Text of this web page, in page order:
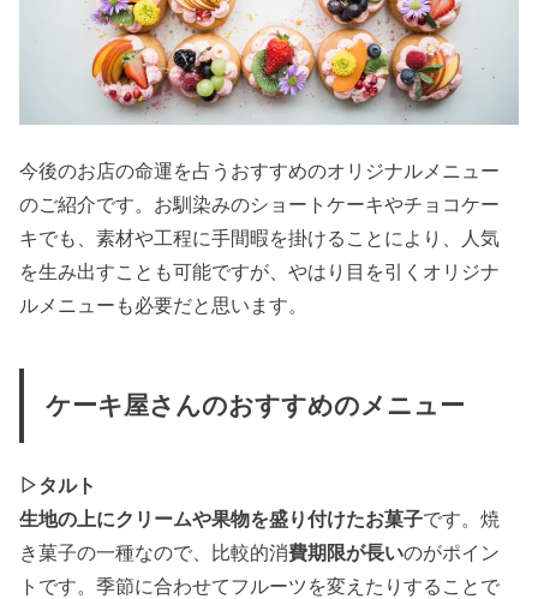
今後のお店の命運を占うおすすめのオリジナルメニュー
のご紹介です。お馴染みのショートケーキやチョコケー
キでも、素材や工程に手間暇を掛けることにより、人気
を生み出すことも可能ですが、やはり目を引くオリジナ
ルメニューも必要だと思います。
ケーキ屋さんのおすすめのメニュー
▷タルト
生地の上にクリームや果物を盛り付けたお菓子です。焼
き菓子の一種なので、比較的消費期限が長いのがポイン
トです。季節に合わせてフルーツを変えたりすることで